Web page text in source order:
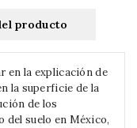
producto
en la explicación de
la superficie de la
de los
del suelo en México,